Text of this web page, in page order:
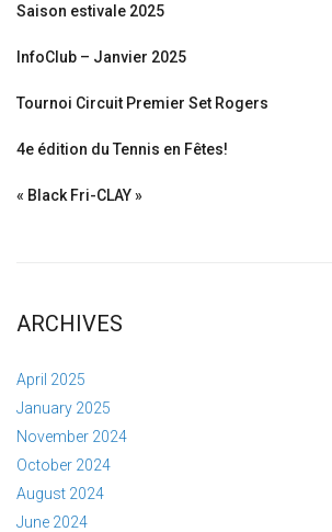
Saison estivale 2025
InfoClub – Janvier 2025
Tournoi Circuit Premier Set Rogers
4e édition du Tennis en Fêtes!
« Black Fri-CLAY »
ARCHIVES
April 2025
January 2025
November 2024
October 2024
August 2024
June 2024